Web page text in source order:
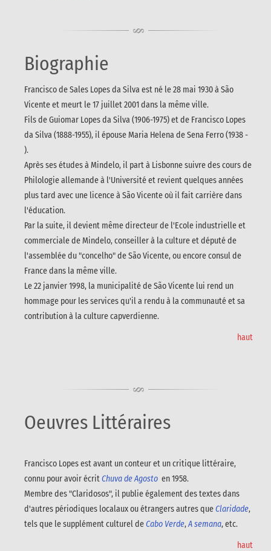
Biographie
Francisco de Sales Lopes da Silva est né le 28 mai 1930 à São
Vicente et meurt le 17 juillet 2001 dans la même ville.
Fils de Guiomar Lopes da Silva (1906-1975) et de Francisco Lopes
da Silva (1888-1955), il épouse Maria Helena de Sena Ferro (1938 -
).
Après ses études à Mindelo, il part à Lisbonne suivre des cours de
Philologie allemande à l'Université et revient quelques années
plus tard avec une licence à São Vicente où il fait carrière dans
l'éducation.
Par la suite, il devient même directeur de l'Ecole industrielle et
commerciale de Mindelo, conseiller à la culture et député de
l'assemblée du "concelho" de São Vicente, ou encore consul de
France dans la même ville.
Le 22 janvier 1998, la municipalité de São Vicente lui rend un
hommage pour les services qu'il a rendu à la communauté et sa
contribution à la culture capverdienne.
haut
Oeuvres Littéraires
Francisco Lopes est avant un conteur et un critique littéraire,
connu pour avoir écritChuva de Agosto en 1958.
Membre des "Claridosos", il publie également des textes dans
d'autres périodiques localaux ou étrangers autres queClaridade,
tels que le supplément culturel deCabo Verde,A semana, etc.
haut